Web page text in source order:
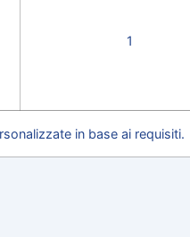
1
in base ai requisiti.